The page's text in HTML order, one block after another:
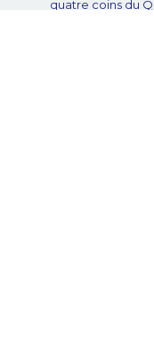
quatre coins du